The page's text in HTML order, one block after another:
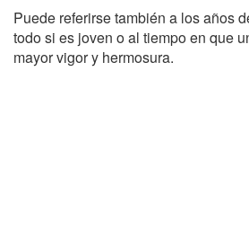
Puede referirse también a los años
todo si es joven o al tiempo en que
mayor vigor y hermosura.